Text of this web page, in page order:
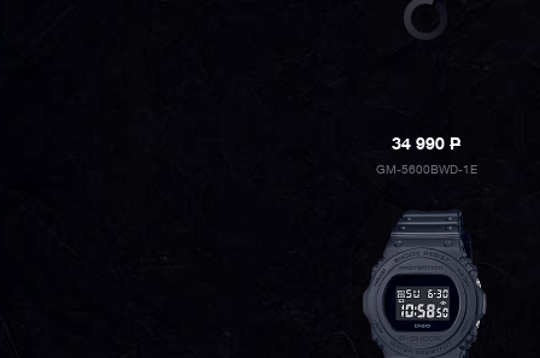
34 990P
GM-5600BWD-1E